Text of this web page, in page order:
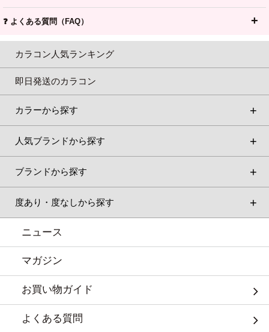
❓ よくある質問（FAQ）
カラコン人気ランキング
即日発送のカラコン
カラーから探す
人気ブランドから探す
ブランドから探す
度あり・度なしから探す
ニュース
マガジン
お買い物ガイド
よくある質問